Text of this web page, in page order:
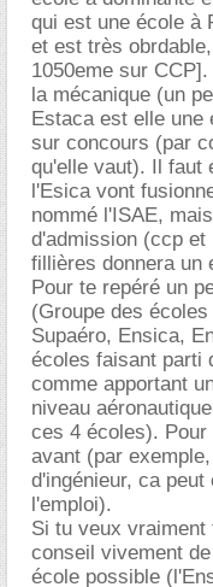
qui est une école à
et est très
1050eme sur
la mécanique (un
Estaca est elle une
sur concours (par
qu'elle vaut). Il faut
l'Esica vont
nommé l'ISAE,
d'admission (ccp et
fillières donnera un
Pour te repéré un
(Groupe des
Supaéro, Ensica,
écoles faisant parti
comme apportant
niveau
ces 4 écoles).
avant (par
d'ingénieur, ca
l'emploi).
Si tu veux vraiment
conseil vivement
école possible